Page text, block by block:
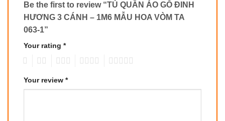
Be the first to review “TỦ QUẦN ÁO GỖ ĐINH
HƯƠNG 3 CÁNH – 1M6 MẪU HOA VÒM TA
063-1”
Your rating *
Your review *